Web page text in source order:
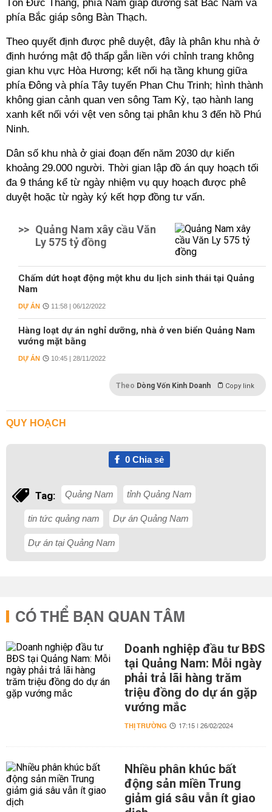
Tôn Đức Thắng, phía Nam giáp đường sắt Bắc Nam và
phía Bắc giáp sông Bàn Thạch.
Theo quyết định được phê duyệt, đây là phân khu nhà ở
định hướng mật độ thấp gắn liền với chỉnh trang không
gian khu vực Hòa Hương; kết nối hạ tầng khung giữa
phía Đông và phía Tây tuyến Phan Chu Trinh; hình thành
không gian cảnh quan ven sông Tam Kỳ, tạo hành lang
xanh kết nối với vệt ven sông tại phân khu 3 đến hồ Phú
Ninh.
Dân số khu nhà ở giai đoạn đến năm 2030 dự kiến
khoảng 29.000 người. Thời gian lập đồ án quy hoạch tối
đa 9 tháng kể từ ngày nhiệm vụ quy hoạch được phê
duyệt hoặc từ ngày ký kết hợp đồng tư vấn.
>> Quảng Nam xây cầu Văn
Ly 575 tỷ đồng
Chấm dứt hoạt động một khu du lịch sinh thái tại Quảng
Nam
DỰ ÁN 11:58 | 06/12/2022
Hàng loạt dự án nghỉ dưỡng, nhà ở ven biển Quảng Nam
vướng mặt bằng
DỰ ÁN 10:45 | 28/11/2022
Theo Dòng Vốn Kinh Doanh Copy link
QUY HOẠCH
0Chia sẻ
Tag: Quảng Nam tỉnh Quảng Nam
tin tức quảng nam Dự án Quảng Nam
Dự án tại Quảng Nam
CÓ THỂ BẠN QUAN TÂM
Doanh nghiệp đầu tư BĐS
tại Quảng Nam: Mỗi ngày
phải trả lãi hàng trăm
triệu đồng do dự án gặp
vướng mắc
THỊ TRƯỜNG 17:15 | 26/02/2024
Nhiều phân khúc bất
động sản miền Trung
giảm giá sâu vẫn ít giao